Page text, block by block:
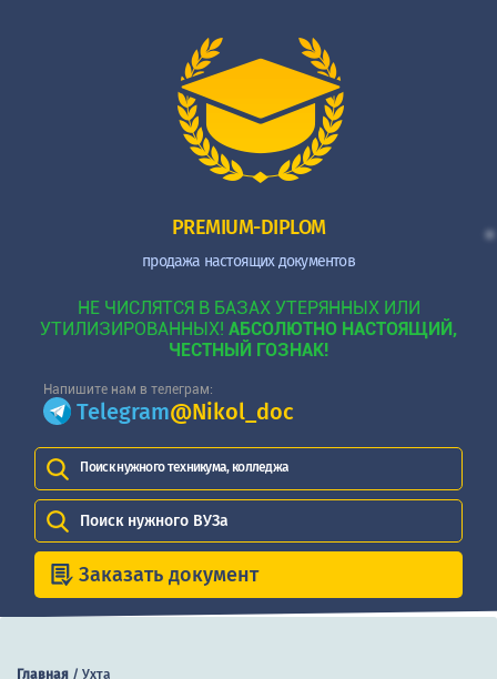
PREMIUM-DIPLOM
продажа настоящих документов
НЕ ЧИСЛЯТСЯ В БАЗАХ УТЕРЯННЫХ ИЛИ
УТИЛИЗИРОВАННЫХ! АБСОЛЮТНО НАСТОЯЩИЙ,
ЧЕСТНЫЙ ГОЗНАК!
Напишите нам в телеграм:
Telegram@Nikol_doc
Поиск нужного техникума, колледжа
Поиск нужного ВУЗа
Заказать документ
Главная / Ухта